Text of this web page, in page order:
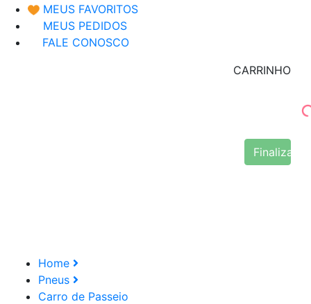
MEUS FAVORITOS
MEUS PEDIDOS
FALE CONOSCO
CARRINHO
Finalizar
Home
Pneus
Carro de Passeio